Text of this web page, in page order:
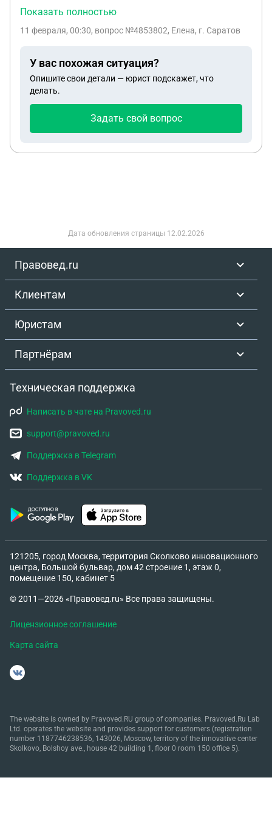
могут ли эти же дети претендовать на наследство
усыновляла и не жили вместе. Имущество
выкупила у детей и родителей покойного супруга.
Показать полностью
11 февраля, 00:30, вопрос №4853802, Елена, г. Саратов
У вас похожая ситуация?
Опишите свои детали — юрист подскажет, что
делать.
Задать свой вопрос
Дата обновления страницы 12.02.2026
Правовед.ru
Клиентам
Юристам
Партнёрам
Техническая поддержка
Написать в чате на Pravoved.ru
support@pravoved.ru
Поддержка в Telegram
Поддержка в VK
121205, город Москва, территория Сколково инновационного
центра, Большой бульвар, дом 42 строение 1, этаж 0,
помещение 150, кабинет 5
© 2011—2026 «Правовед.ru» Все права защищены.
Лицензионное соглашение
Карта сайта
The website is owned by Pravoved.RU group of companies. Pravoved.Ru Lab
Ltd. operates the website and provides support for customers (registration
number 1187746238536, 143026, Moscow, territory of the innovative center
Skolkovo, Bolshoy ave., house 42 building 1, floor 0 room 150 office 5).